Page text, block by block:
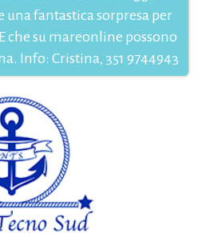
una fantastica sorpresa per
che su mareonline possono
Info: Cristina, 351 9744943